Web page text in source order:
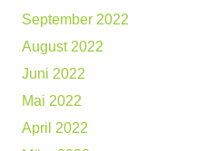
September 2022
August 2022
Juni 2022
Mai 2022
April 2022